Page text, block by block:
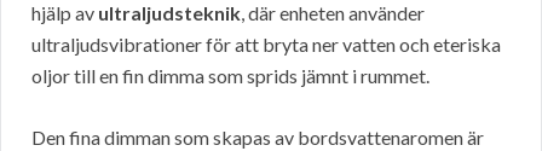
hjälp av ultraljudsteknik, där enheten använder
ultraljudsvibrationer för att bryta ner vatten och eteriska
oljor till en fin dimma som sprids jämnt i rummet.
Den fina dimman som skapas av bordsvattenaromen är